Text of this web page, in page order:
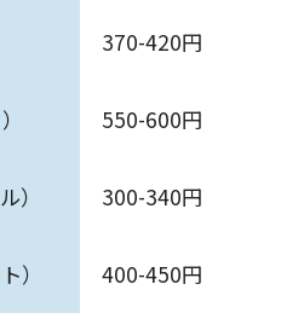
370-420円
550-600円
） 300-340円
） 400-450円